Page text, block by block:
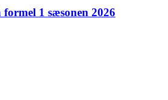
1 sæsonen 2026